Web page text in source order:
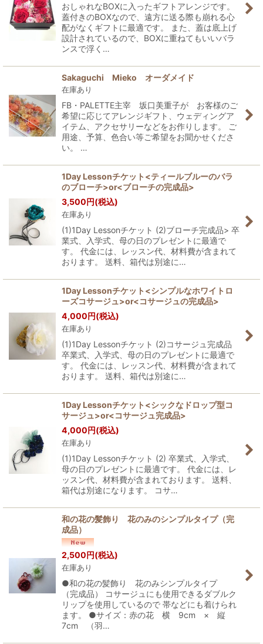
おしゃれなBOXに入ったギフトアレンジです。
蓋付きのBOXなので、遠方に送る際も崩れる心
配がなくギフトに最適です。 また、蓋は底上げ
設計されているので、BOXに重ねてもいいバラ
ンスで浮く…
Sakaguchi Mieko オーダメイド
在庫あり
FB・PALETTE主宰 坂口美重子が お客様のご
希望に応じてアレンジギフト、ウェディングア
イテム、アクセサリーなどをお作りします。 ご
用途、予算、色合い等ご希望をお聞かせくださ
い。 …
1Day Lessonチケット<ティールブルーのバラ
のブローチ>or<ブローチの完成品>
3,500円(税込)
在庫あり
(1)1Day Lessonチケット (2)ブローチ完成品> 卒
業式、入学式、母の日のプレゼントに最適で
す。 代金には、レッスン代、材料費が含まれて
おります。 送料、箱代は別途に…
1Day Lessonチケット<シンプルなホワイトロ
ーズコサージュ>or<コサージュの完成品>
4,000円(税込)
在庫あり
(1)1Day Lessonチケット (2)コサージュ完成品
卒業式、入学式、母の日のプレゼントに最適で
す。 代金には、レッスン代、材料費が含まれて
おります。 送料、箱代は別途に…
1Day Lessonチケット<シックなドロップ型コ
サージュ>or<コサージュ完成品>
4,000円(税込)
在庫あり
(1)1Day Lessonチケット (2) 卒業式、入学式、
母の日のプレゼントに最適です。 代金には、レ
ッスン代、材料費が含まれております。 送料、
箱代は別途になります。 コサ…
和の花の髪飾り 花のみのシンプルタイプ（完
成品）
2,500円(税込)
在庫あり
●和の花の髪飾り 花のみシンプルタイプ
（完成品） コサージュにも使用できるダブルク
リップを使用しているので 帯などにも着けられ
ます。 ●サイズ：赤の花 横 9cm × 縦
7cm （羽…